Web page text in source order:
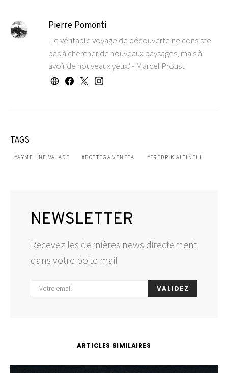
Pierre Pomonti
'Le véritable voyage de découverte ne consiste
pas à chercher de nouveaux paysages, mais à
avoir de nouveaux yeux.' - Marcel Proust
TAGS
AYMELINE VALADE BOTTEGA VENETA FREDRIK ALTINELL
NEWSLETTER
Recevez les dernières news directement
dans votre boite mail
VALIDEZ
ARTICLES SIMILAIRES